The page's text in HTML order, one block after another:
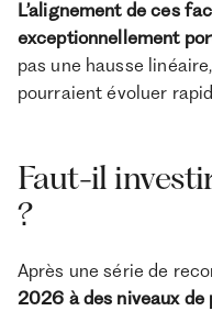
L’alignement de ces
exceptionnellement
pas une hausse
pourraient évoluer
Faut-il
?
Après une série de
2026 à des niveaux de